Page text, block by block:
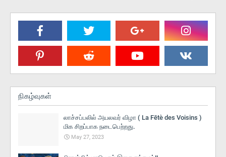
நிகழ்வுகள்
லாச்சப்பலில் அயலவர் விழா ( La Fētè des Voisins )
மிக சிறப்பாக நடைபெற்றது.
May 27, 2023